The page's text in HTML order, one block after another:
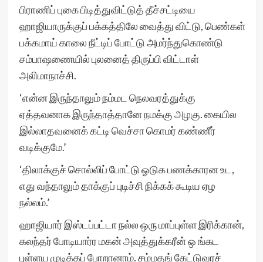
பிராணிப் புகை பிடித்துவிட்டுத் தீச்சட்டியை
ஹாஜியாருக்குப் பக்கத்திலே வைத்து விட்டு, பெண்கள்
பக்கமாய் காலை நீட்டிப் போட்டு அமர்ந்துகொண்டு
சம்பாஷணையில் புலனைத் திருப்பி விட்டாள்
அலிமாநாச்சி.
‘என்ன இருந்தாலும் நம்மட நெலவரத்துக்கு
ஏத்தவனாக இருந்தாத்தானே நமக்கு அழகு. கையில
இல்லாதவனைக் கட்டி வெச்சா கொமர் கண்ணீர்
வடிக்குமே.’
‘திலாக்குச் சொல்லிப் போட்டு ஓடுக பணக்காரன உட,
எது வந்தாலும் தாக்குப் புடிச்சி நிக்கக் கூடிய ஏழ
நல்லம்.’
ஹாஜியார் இஸ்டப்பட்டா நல்ல ஒரு மாப்புள்ள இரிக்கான்,
கலந்தர் போடியார்ர மகன் அவுத்துக்கரீன் ஒ ங்கட
புள்ளய முடிக்கப் போறானாம். சம்மதங் கேட்டுவரச்